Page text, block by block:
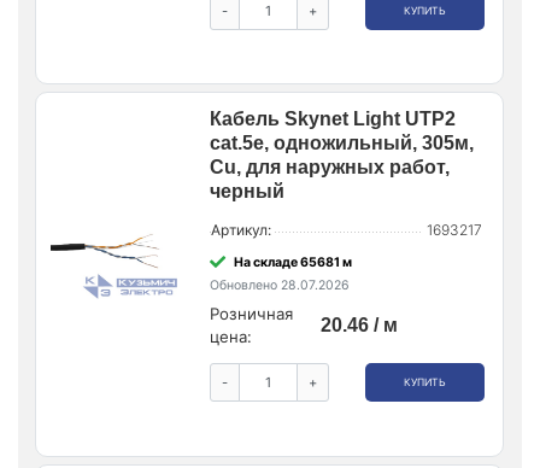
- + КУПИТЬ
Кабель Skynet Light UTP2
cat.5е, одножильный, 305м,
Cu, для наружных работ,
черный
Артикул: 1693217
На складе 65681 м
Обновлено 28.07.2026
Розничная
цена:
20.46 / м
- + КУПИТЬ